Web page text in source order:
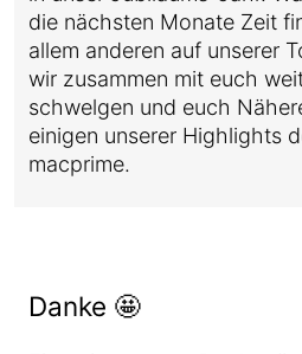
die nächsten Monate Zeit
allem anderen auf unserer
wir zusammen mit euch
schwelgen und euch
einigen unserer Highlights
macprime.
Danke 🤩